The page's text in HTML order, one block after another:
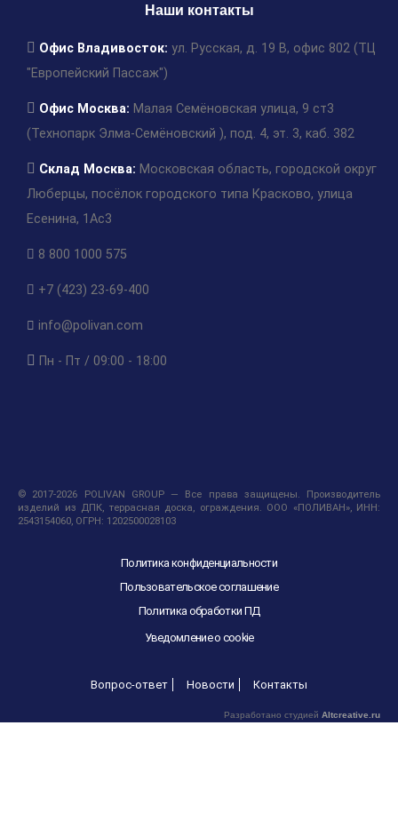
Наши контакты
Офис Владивосток: ул. Русская, д. 19 В, офис 802 (ТЦ
"Европейский Пассаж")
Офис Москва: Малая Семёновская улица, 9 ст3
(Технопарк Элма-Семёновский ), под. 4, эт. 3, каб. 382
Склад Москва: Московская область, городской округ
Люберцы, посёлок городского типа Красково, улица
Есенина, 1Ас3
8 800 1000 575
+7 (423) 23-69-400
info@polivan.com
Пн - Пт / 09:00 - 18:00
© 2017-2026 POLIVAN GROUP — Все права защищены. Производитель
изделий из ДПК, террасная доска, ограждения. ООО «ПОЛИВАН», ИНН:
2543154060, ОГРН: 1202500028103
Политика конфиденциальности
Пользовательское соглашение
Политика обработки ПД
Уведомление о cookie
Вопрос-ответ Новости Контакты
Разработано студией Altcreative.ru